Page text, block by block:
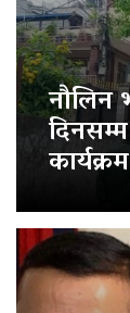
नौलिन